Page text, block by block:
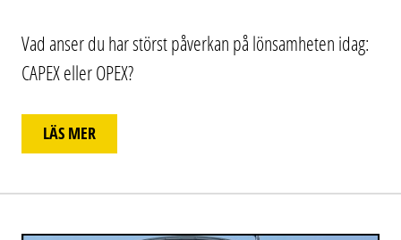
Vad anser du har störst påverkan på lönsamheten idag:
CAPEX eller OPEX?
LÄS MER